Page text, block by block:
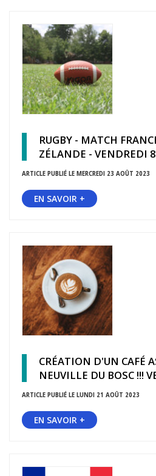
RUGBY - MATCH
ZÉLANDE - VENDREDI
ARTICLE PUBLIÉ LE MERCREDI 23 AOÛT 2023
EN SAVOIR +
CRÉATION D'UN CAFÉ
NEUVILLE DU BOSC !!!
ARTICLE PUBLIÉ LE LUNDI 21 AOÛT 2023
EN SAVOIR +